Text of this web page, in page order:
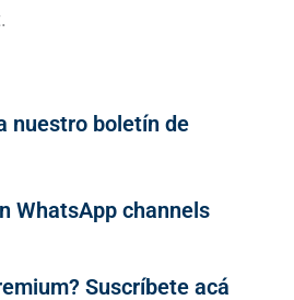
nuestro boletín de
WhatsApp channels
Suscríbete acá